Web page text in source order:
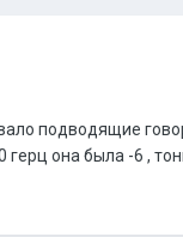
подводящие
она была -6 ,